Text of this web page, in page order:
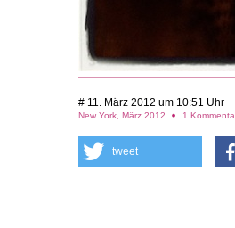
# 11. März 2012 um 10:51 Uhr
New York, März 2012 1
tweet